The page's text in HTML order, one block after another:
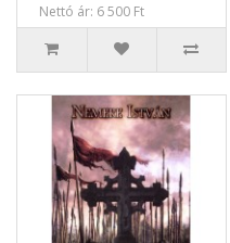
Nettó ár: 6 500 Ft